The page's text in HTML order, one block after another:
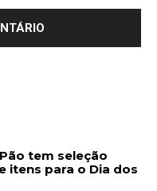
tem seleção
itens para o Dia dos